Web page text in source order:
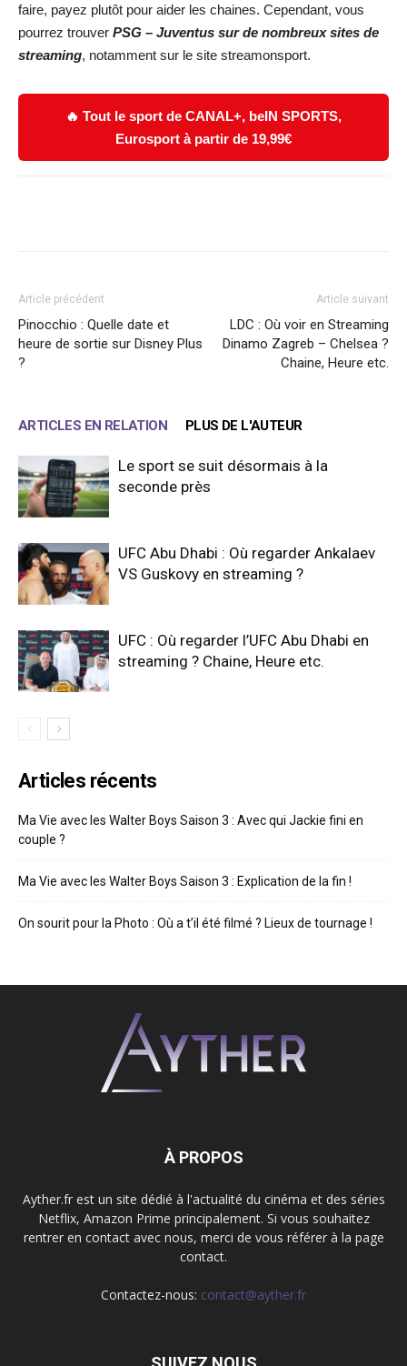
faire, payez plutôt pour aider les chaines. Cependant, vous
pourrez trouver PSG – Juventus sur de nombreux sites de
streaming, notamment sur le site streamonsport.
🔥 Tout le sport de CANAL+, beIN SPORTS,
Eurosport à partir de 19,99€
Article précédent
Pinocchio : Quelle date et
heure de sortie sur Disney Plus
?
Article suivant
LDC : Où voir en Streaming
Dinamo Zagreb – Chelsea ?
Chaine, Heure etc.
ARTICLES EN RELATION PLUS DE L'AUTEUR
Le sport se suit désormais à la
seconde près
UFC Abu Dhabi : Où regarder Ankalaev
VS Guskovy en streaming ?
UFC : Où regarder l’UFC Abu Dhabi en
streaming ? Chaine, Heure etc.
Articles récents
Ma Vie avec les Walter Boys Saison 3 : Avec qui Jackie fini en
couple ?
Ma Vie avec les Walter Boys Saison 3 : Explication de la fin !
On sourit pour la Photo : Où a t’il été filmé ? Lieux de tournage !
À PROPOS
Ayther.fr est un site dédié à l'actualité du cinéma et des séries
Netflix, Amazon Prime principalement. Si vous souhaitez
rentrer en contact avec nous, merci de vous référer à la page
contact.
Contactez-nous: contact@ayther.fr